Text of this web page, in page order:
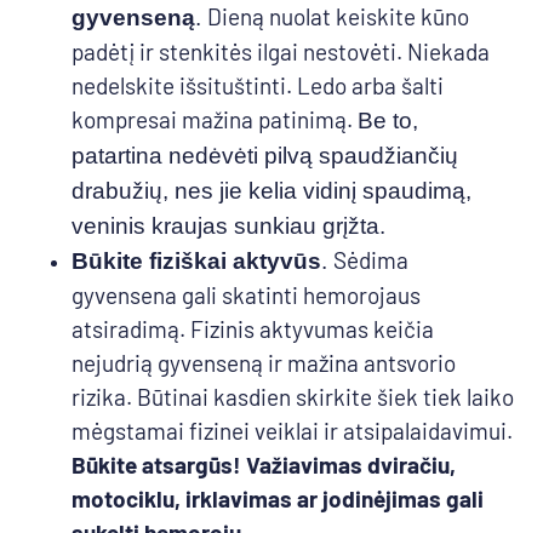
gyvenseną. Dieną nuolat keiskite kūno
padėtį ir stenkitės ilgai nestovėti. Niekada
nedelskite išsituštinti. Ledo arba šalti
kompresai mažina patinimą. Be to,
patartina nedėvėti pilvą spaudžiančių
drabužių, nes jie kelia vidinį spaudimą,
veninis kraujas sunkiau grįžta.
Būkite fiziškai aktyvūs. Sėdima
gyvensena gali skatinti hemorojaus
atsiradimą. Fizinis aktyvumas keičia
nejudrią gyvenseną ir mažina antsvorio
rizika. Būtinai kasdien skirkite šiek tiek laiko
mėgstamai fizinei veiklai ir atsipalaidavimui.
Būkite atsargūs! Važiavimas dviračiu,
motociklu, irklavimas ar jodinėjimas gali